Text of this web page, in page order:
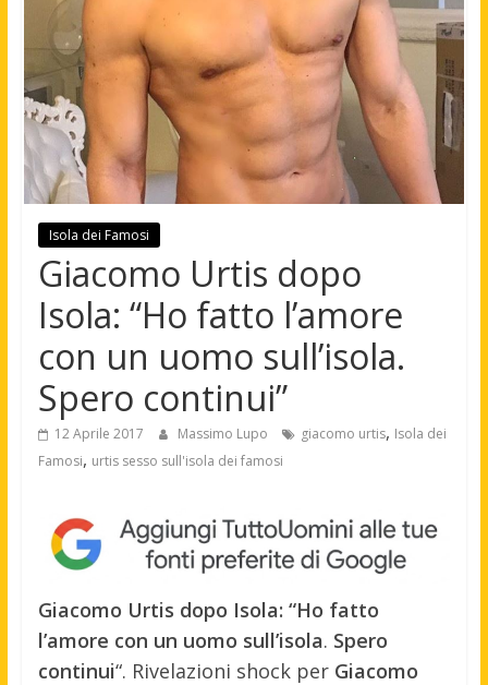
Isola dei Famosi
Giacomo Urtis dopo
Isola: “Ho fatto l’amore
con un uomo sull’isola.
Spero continui”
12 Aprile 2017 Massimo Lupo giacomo urtis, Isola dei
Famosi, urtis sesso sull'isola dei famosi
Giacomo Urtis dopo Isola: “Ho fatto
l’amore con un uomo sull’isola. Spero
continui“. Rivelazioni shock per Giacomo